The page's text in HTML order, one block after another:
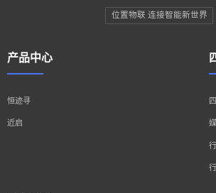
位置物联 连接智能新世界
产品中心
恒迹寻
近启